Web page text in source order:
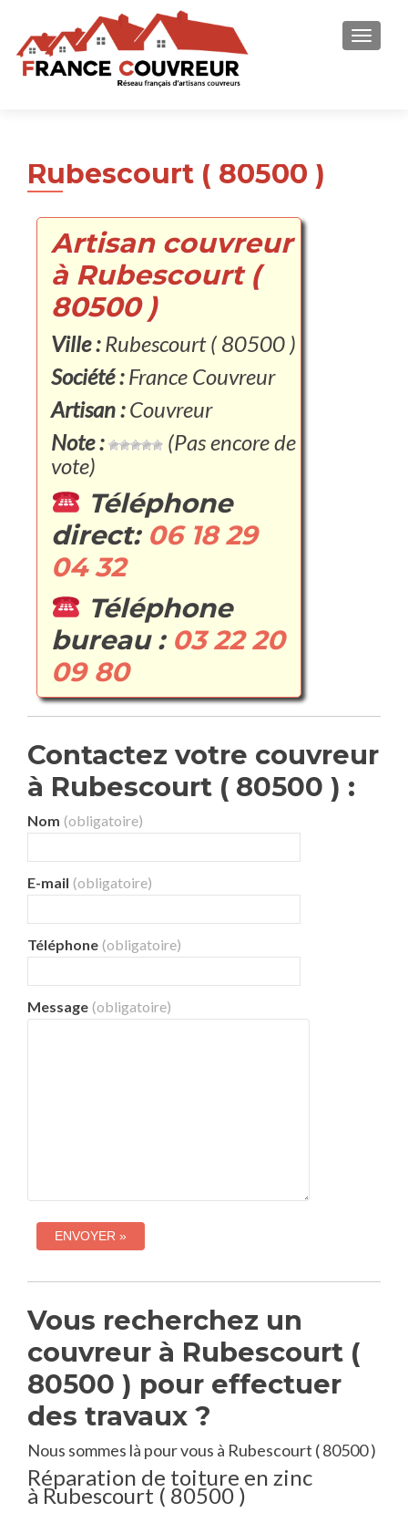
Rubescourt ( 80500 )
Artisan couvreur
à Rubescourt (
80500 )
Ville :Rubescourt ( 80500 )
Société :France Couvreur
Artisan :Couvreur
Note :
(Pas encore de
vote)
Téléphone
direct: 06 18 29
04 32
Téléphone
bureau : 03 22 20
09 80
Contactez votre couvreur
à Rubescourt ( 80500 ) :
Nom (obligatoire)
E-mail (obligatoire)
Téléphone (obligatoire)
Message (obligatoire)
Vous recherchez un
couvreur à Rubescourt (
80500 ) pour effectuer
des travaux ?
Nous sommes là pour vous à Rubescourt ( 80500 )
Réparation de toiture en zinc
à Rubescourt ( 80500 )